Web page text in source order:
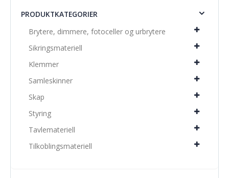
PRODUKTKATEGORIER
Brytere, dimmere, fotoceller og urbrytere
Sikringsmateriell
Klemmer
Samleskinner
Skap
Styring
Tavlemateriell
Tilkoblingsmateriell